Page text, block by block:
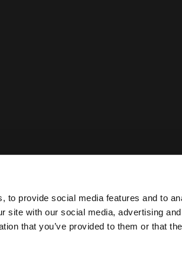
to provide social media features and to
site with our social media, advertising
that you’ve provided to them or that
Juridisch en privacybeleid van Case